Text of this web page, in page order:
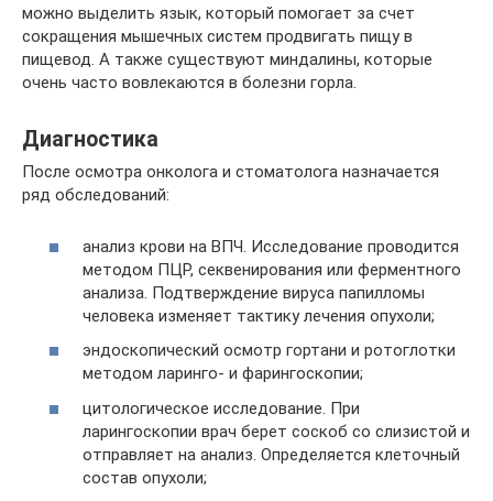
можно выделить язык, который помогает за счет
сокращения мышечных систем продвигать пищу в
пищевод. А также существуют миндалины, которые
очень часто вовлекаются в болезни горла.
Диагностика
После осмотра онколога и стоматолога назначается
ряд обследований:
анализ крови на ВПЧ. Исследование проводится
методом ПЦР, секвенирования или ферментного
анализа. Подтверждение вируса папилломы
человека изменяет тактику лечения опухоли;
эндоскопический осмотр гортани и ротоглотки
методом ларинго- и фарингоскопии;
цитологическое исследование. При
ларингоскопии врач берет соскоб со слизистой и
отправляет на анализ. Определяется клеточный
состав опухоли;